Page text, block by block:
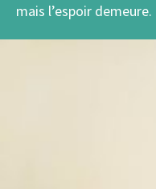
mais l’espoir demeure.